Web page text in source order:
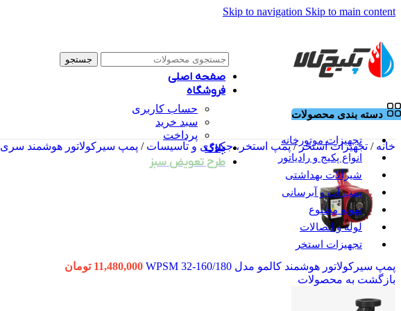
Skip to navigation Skip to main content
جستجو
دسته بندی محصولات
تجهیزات موتورخانه
انواع پکیج و رادیاتور
شیرآلات بهداشتی
پمپ آب و آبرسانی
تهویه مطبوع
لوله و اتصالات
تجهیزات استخر
صفحه اصلی
فروشگاه
حساب کاربری
سبد خرید
پرداخت
بلاگ
طرح تعویض سبز
خانه/ تجهیزات استخر/ پمپ استخر، جکوزی و تاسیسات/ پمپ سیرکولاتور هوشمند سری WPSM
پمپ سیرکولاتور هوشمند کالمو مدل WPSM 32-160/180 11,480,000 تومان
بازگشت به محصولات